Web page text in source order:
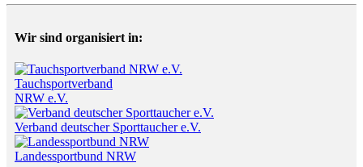
Wir sind organisiert in:
Tauchsportverband
NRW e.V.
Verband deutscher Sporttaucher e.V.
Landessportbund NRW